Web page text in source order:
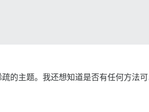
的主题。我还想知道是否有任何方法